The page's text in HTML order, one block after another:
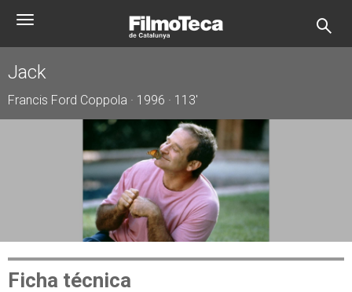
Toggle
Jack
Francis Ford Coppola · 1996 · 113'
Ficha técnica